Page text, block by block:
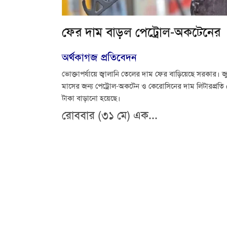
ফের দাম বাড়ল পেট্রোল-অকটেনের
অর্থকাগজ প্রতিবেদন
ভোক্তাপর্যায়ে জ্বালানি তেলের দাম ফের বাড়িয়েছে সরকার।
মাসের জন্য পেট্রোল-অকটেন ও কেরোসিনের দাম লিটারপ্রতি
টাকা বাড়ানো হয়েছে।
রোববার (৩১ মে) এক...